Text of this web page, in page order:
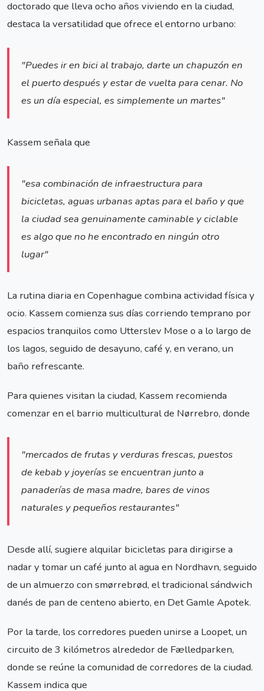
doctorado que lleva ocho años viviendo en la ciudad,
destaca la versatilidad que ofrece el entorno urbano:
"Puedes ir en bici al trabajo, darte un chapuzón en
el puerto después y estar de vuelta para cenar. No
es un día especial, es simplemente un martes"
Kassem señala que
"esa combinación de infraestructura para
bicicletas, aguas urbanas aptas para el baño y que
la ciudad sea genuinamente caminable y ciclable
es algo que no he encontrado en ningún otro
lugar"
La rutina diaria en Copenhague combina actividad física y
ocio. Kassem comienza sus días corriendo temprano por
espacios tranquilos como Utterslev Mose o a lo largo de
los lagos, seguido de desayuno, café y, en verano, un
baño refrescante.
Para quienes visitan la ciudad, Kassem recomienda
comenzar en el barrio multicultural de Nørrebro, donde
"mercados de frutas y verduras frescas, puestos
de kebab y joyerías se encuentran junto a
panaderías de masa madre, bares de vinos
naturales y pequeños restaurantes"
Desde allí, sugiere alquilar bicicletas para dirigirse a
nadar y tomar un café junto al agua en Nordhavn, seguido
de un almuerzo con smørrebrød, el tradicional sándwich
danés de pan de centeno abierto, en Det Gamle Apotek.
Por la tarde, los corredores pueden unirse a Loopet, un
circuito de 3 kilómetros alrededor de Fælledparken,
donde se reúne la comunidad de corredores de la ciudad.
Kassem indica que